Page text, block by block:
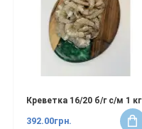
Креветка 16/20 б/г с/м 1 кг
392.00грн.